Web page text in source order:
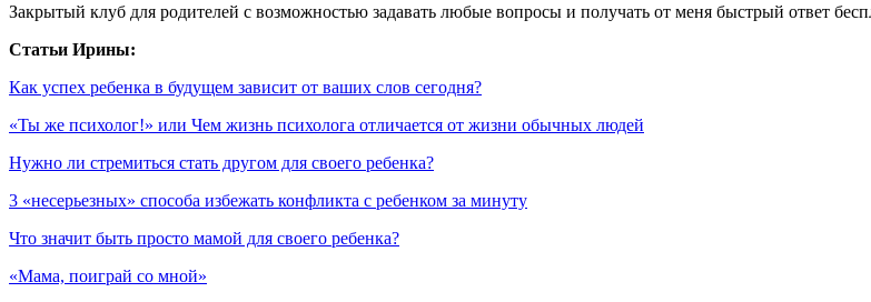
Закрытый клуб для родителей с возможностью задавать любые вопросы и получать от меня быстрый ответ
Статьи Ирины:
Как успех ребенка в будущем зависит от ваших слов сегодня?
«Ты же психолог!» или Чем жизнь психолога отличается от жизни обычных людей
Нужно ли стремиться стать другом для своего ребенка?
3 «несерьезных» способа избежать конфликта с ребенком за минуту
Что значит быть просто мамой для своего ребенка?
«Мама, поиграй со мной»